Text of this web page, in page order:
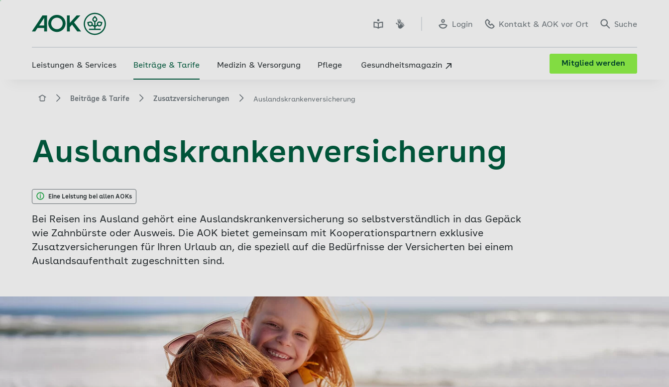
Hauptinhalt
springen
Login Kontakt & AOK vor Ort Suche
Leistungen & Services Beiträge & Tarife Medizin & Versorgung Pflege Gesundheitsmagazin Mitglied werden
aok.de Beiträge & Tarife Zusatzversicherungen Auslandskrankenversicherung
Auslandskrankenversicherung
Eine Leistung bei allen AOKs
Bei Reisen ins Ausland gehört eine Auslandskrankenversicherung so selbstverständlich in das Gepäck
wie Zahnbürste oder Ausweis. Die AOK bietet gemeinsam mit Kooperationspartnern exklusive
Zusatzversicherungen für Ihren Urlaub an, die speziell auf die Bedürfnisse der Versicherten bei einem
Auslandsaufenthalt zugeschnitten sind.